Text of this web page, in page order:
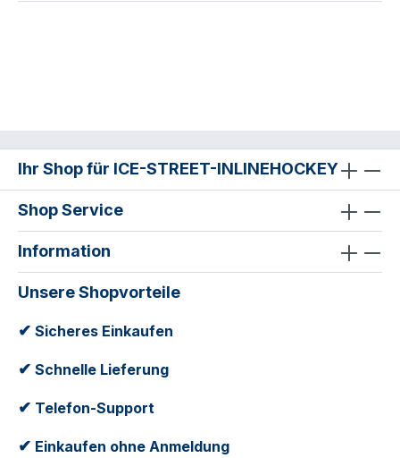
Ihr Shop für ICE-STREET-INLINEHOCKEY
Shop Service
Information
Unsere Shopvorteile
✔ Sicheres Einkaufen
✔ Schnelle Lieferung
✔ Telefon-Support
✔ Einkaufen ohne Anmeldung